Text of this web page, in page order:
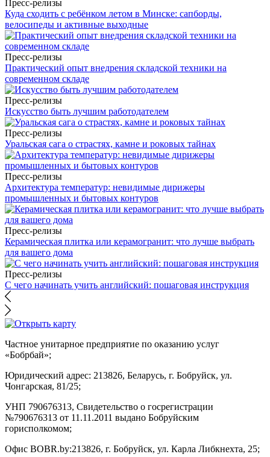
Пресс-релизы
Куда сходить с ребёнком летом в Минске: сапборды,
велосипеды и активные выходные
Пресс-релизы
Практический опыт внедрения складской техники на
современном складе
Пресс-релизы
Искусство быть лучшим работодателем
Пресс-релизы
Уральская сага о страстях, камне и роковых тайнах
Пресс-релизы
Архитектура температур: невидимые дирижеры
промышленных и бытовых контуров
Пресс-релизы
Керамическая плитка или керамогранит: что лучше выбрать
для вашего дома
Пресс-релизы
С чего начинать учить английский: пошаговая инструкция
Частное унитарное предприятие по оказанию услуг
«Бобрбай»;
Юридический адрес: 213826, Беларусь, г. Бобруйск, ул.
Чонгарская, 81/25;
УНП 790676313, Свидетельство о госрегистрации
№790676313 от 11.11.2011 выдано Бобруйским
горисполкомом;
Офис BOBR.by:213826, г. Бобруйск, ул. Карла Либкнехта, 25;